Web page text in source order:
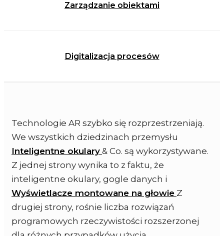
Zarządzanie obiektami
Digitalizacja procesów
Technologie AR szybko się rozprzestrzeniają.
We wszystkich dziedzinach przemysłu
Inteligentne okulary & Co. są wykorzystywane.
Z jednej strony wynika to z faktu, że
inteligentne okulary, gogle danych i
Wyświetlacze montowane na głowie Z
drugiej strony, rośnie liczba rozwiązań
programowych rzeczywistości rozszerzonej